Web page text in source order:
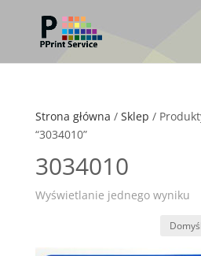
Strona główna / Sklep /
“3034010”
3034010
Wyświetlanie jednego wyniku